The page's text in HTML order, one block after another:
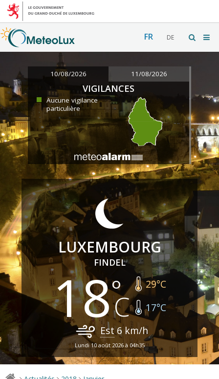
FR DE
10/08/2026 11/08/2026
VIGILANCES
Aucune vigilance
particulière
LUXEMBOURG
FINDEL
18 29°C
17°C
Est6 km/h
Lundi 10 août 2026 à 04h35